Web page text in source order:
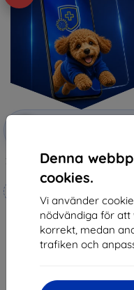
Denna
cookies.
Vi använder
nödvändiga för att
korrekt, medan
trafiken och
Rabatt
3mk Silverprotection+
film
236 kr
212 kr
I lager > 5 st